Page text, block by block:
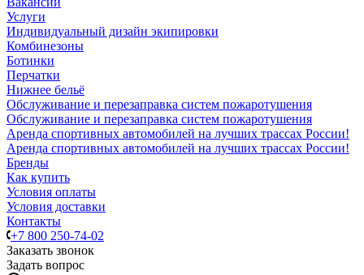
Услуги
Индивидуальный дизайн экипировки
Комбинезоны
Ботинки
Перчатки
Нижнее бельё
Обслуживание и перезаправка систем пожаротушения
Обслуживание и перезаправка систем пожаротушения
Аренда спортивных автомобилей на лучших трассах России!
Аренда спортивных автомобилей на лучших трассах России!
Бренды
Как купить
Условия оплаты
Условия доставки
Контакты
+7 800 250-74-02
Заказать звонок
Задать вопрос